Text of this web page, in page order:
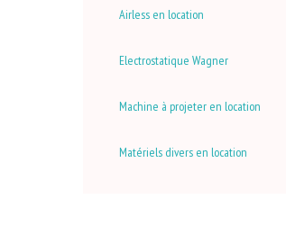
Airless en location
Electrostatique Wagner
Machine à projeter en location
Matériels divers en location